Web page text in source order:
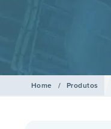
Home / Produtos